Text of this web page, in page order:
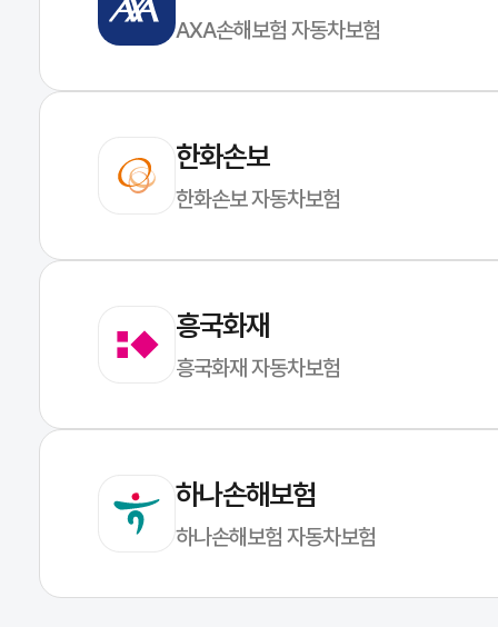
AXA손해보험 자동차보험
한화손보
한화손보 자동차보험
흥국화재
흥국화재 자동차보험
하나손해보험
하나손해보험 자동차보험